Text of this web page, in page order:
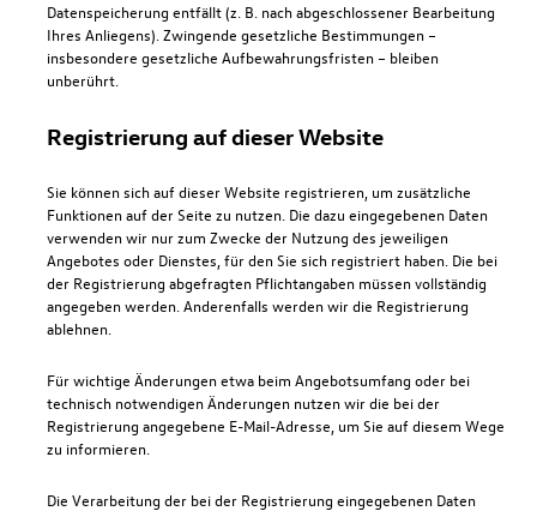
Datenspeicherung entfällt (z. B. nach abgeschlossener Bearbeitung
Ihres Anliegens). Zwingende gesetzliche Bestimmungen –
insbesondere gesetzliche Aufbewahrungsfristen – bleiben
unberührt.
Registrierung auf dieser Website
Sie können sich auf dieser Website registrieren, um zusätzliche
Funktionen auf der Seite zu nutzen. Die dazu eingegebenen Daten
verwenden wir nur zum Zwecke der Nutzung des jeweiligen
Angebotes oder Dienstes, für den Sie sich registriert haben. Die bei
der Registrierung abgefragten Pflichtangaben müssen vollständig
angegeben werden. Anderenfalls werden wir die Registrierung
ablehnen.
Für wichtige Änderungen etwa beim Angebotsumfang oder bei
technisch notwendigen Änderungen nutzen wir die bei der
Registrierung angegebene E-Mail-Adresse, um Sie auf diesem Wege
zu informieren.
Die Verarbeitung der bei der Registrierung eingegebenen Daten